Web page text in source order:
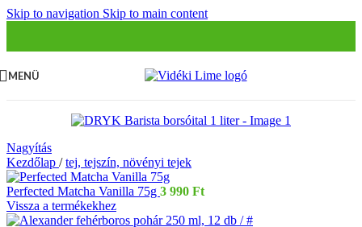
Skip to navigation Skip to main content
MENÜ
Nagyítás
Kezdőlap / tej, tejszín, növényi tejek
Perfected Matcha Vanilla 75g 3 990 Ft
Vissza a termékekhez